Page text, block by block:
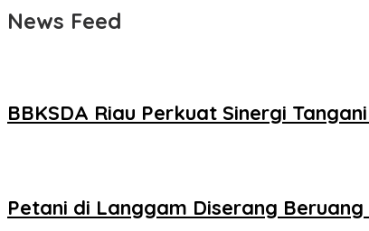
News Feed
BBKSDA Riau Perkuat Sinergi
Petani di Langgam Diserang